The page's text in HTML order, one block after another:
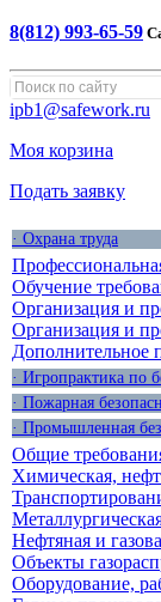
8(812) 993-65-59
ipb1@safework.ru
Моя корзина
Подать заявку
· Охрана труда
Обучение
Организация и
Организация и
Дополнительное
· Игропрактика по
· Пожарная
· Промышленная
Общие
Химическая,
Нефтяная и
Объекты
Оборудование,